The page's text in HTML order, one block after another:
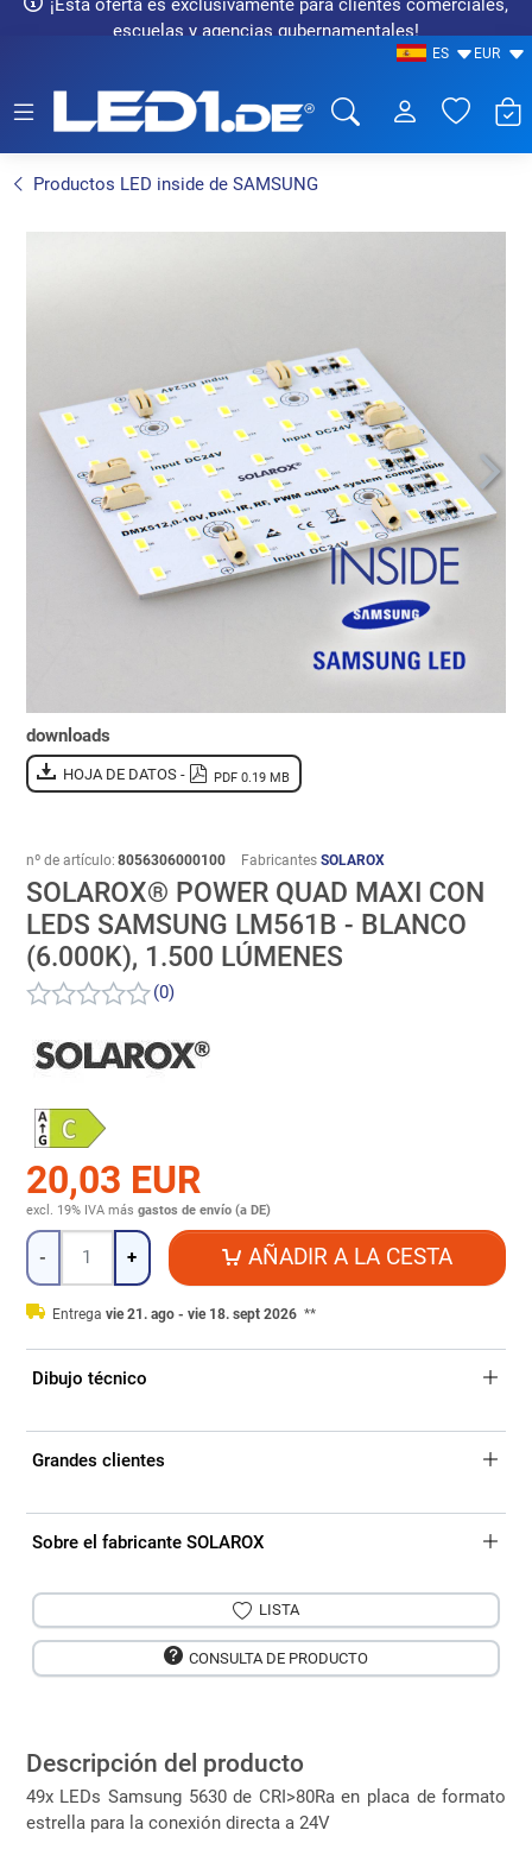
¡Esta oferta es exclusivamente para clientes comerciales,
escuelas y agencias gubernamentales!
ES EUR
Productos LED inside de SAMSUNG

downloads
HOJA DE DATOS - PDF 0.19 MB
nº de artículo: 8056306000100 Fabricantes SOLAROX
SOLAROX® POWER QUAD MAXI CON
LEDS SAMSUNG LM561B - BLANCO
(6.000K), 1.500 LÚMENES
(0)
20,03 EUR
excl. 19% IVA más gastos de envío (a DE)
Cantidad
- + AÑADIR A LA CESTA
Entrega vie 21. ago - vie 18. sept 2026 **
Dibujo técnico
Grandes clientes
Sobre el fabricante SOLAROX
LISTA
CONSULTA DE PRODUCTO
Descripción del producto
49x LEDs Samsung 5630 de CRI>80Ra en placa de formato
estrella para la conexión directa a 24V